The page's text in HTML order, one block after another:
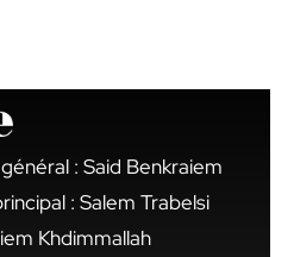
: Said Benkraiem
: Salem Trabelsi
Khdimmallah